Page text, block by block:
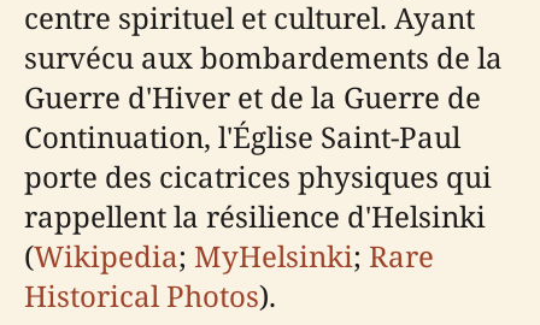
centre spirituel et culturel. Ayant
survécu aux bombardements de la
Guerre d'Hiver et de la Guerre de
Continuation, l'Église Saint-Paul
porte des cicatrices physiques qui
rappellent la résilience d'Helsinki
(Wikipedia; MyHelsinki; Rare
Historical Photos).